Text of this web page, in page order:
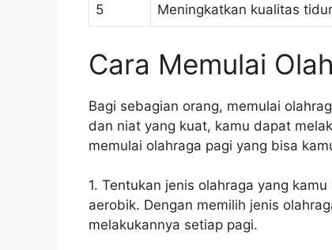
5 Meningkatkan kualitas tidur
Cara Memulai
Bagi sebagian orang, memulai
dan niat yang kuat, kamu dapat
memulai olahraga pagi yang bisa
1. Tentukan jenis olahraga yang
aerobik. Dengan memilih jenis
melakukannya setiap pagi.